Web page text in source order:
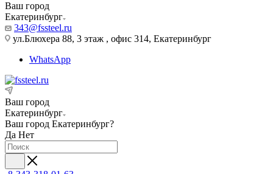
Ваш город
Екатеринбург
343@fssteel.ru
ул.Блюхера 88, 3 этаж , офис 314, Екатеринбург
WhatsApp
Ваш город
Екатеринбург
Ваш город Екатеринбург?
Да Нет